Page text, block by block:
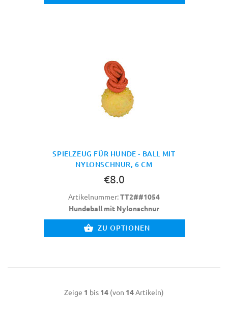
SPIELZEUG FÜR HUNDE - BALL MIT
NYLONSCHNUR, 6 CM
€8.0
Artikelnummer:TT2##1054
Hundeball mit Nylonschnur
ZU OPTIONEN
Zeige 1 bis 14 (von 14 Artikeln)